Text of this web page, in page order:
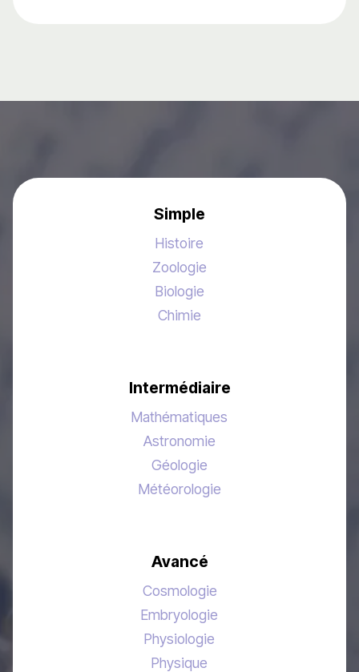
Simple
Histoire
Zoologie
Biologie
Chimie
Intermédiaire
Mathématiques
Astronomie
Géologie
Météorologie
Avancé
Cosmologie
Embryologie
Physiologie
Physique